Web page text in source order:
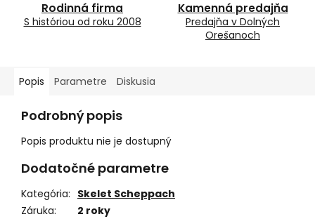
Rodinná firma
S históriou od roku 2008
Kamenná predajňa
Predajňa v Dolných
Orešanoch
Popis Parametre Diskusia
Podrobný popis
Popis produktu nie je dostupný
Dodatočné parametre
Kategória: Skelet Scheppach
Záruka: 2 roky